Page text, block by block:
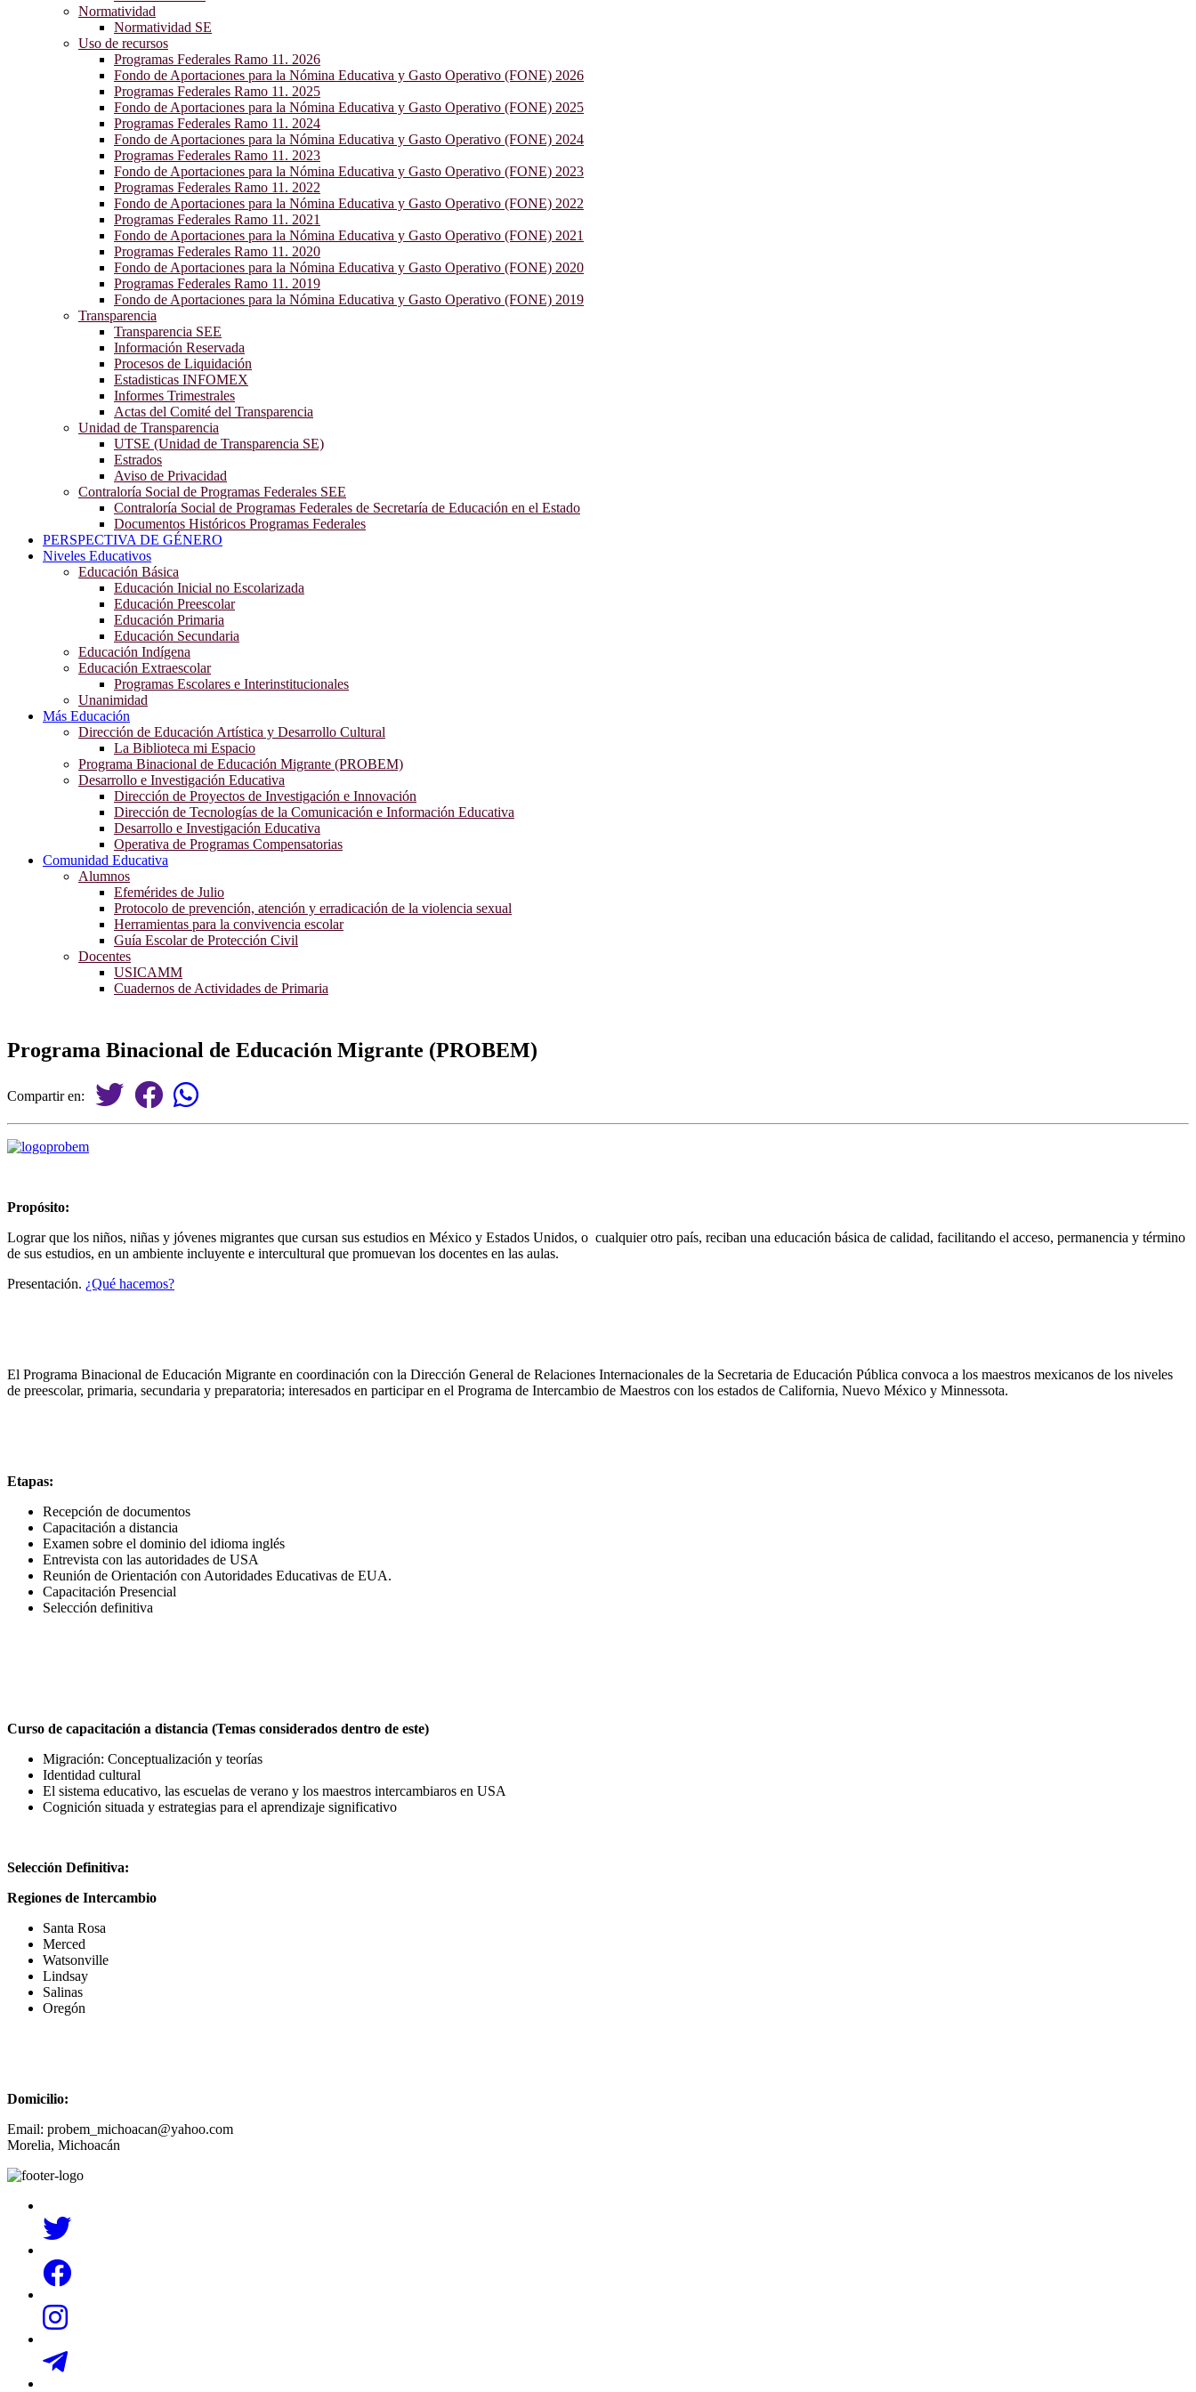
Normatividad
Normatividad SE
Uso de recursos
Programas Federales Ramo 11. 2026
Fondo de Aportaciones para la Nómina Educativa y Gasto Operativo (FONE) 2026
Programas Federales Ramo 11. 2025
Fondo de Aportaciones para la Nómina Educativa y Gasto Operativo (FONE) 2025
Programas Federales Ramo 11. 2024
Fondo de Aportaciones para la Nómina Educativa y Gasto Operativo (FONE) 2024
Programas Federales Ramo 11. 2023
Fondo de Aportaciones para la Nómina Educativa y Gasto Operativo (FONE) 2023
Programas Federales Ramo 11. 2022
Fondo de Aportaciones para la Nómina Educativa y Gasto Operativo (FONE) 2022
Programas Federales Ramo 11. 2021
Fondo de Aportaciones para la Nómina Educativa y Gasto Operativo (FONE) 2021
Programas Federales Ramo 11. 2020
Fondo de Aportaciones para la Nómina Educativa y Gasto Operativo (FONE) 2020
Programas Federales Ramo 11. 2019
Fondo de Aportaciones para la Nómina Educativa y Gasto Operativo (FONE) 2019
Transparencia
Transparencia SEE
Información Reservada
Procesos de Liquidación
Estadisticas INFOMEX
Informes Trimestrales
Actas del Comité del Transparencia
Unidad de Transparencia
UTSE (Unidad de Transparencia SE)
Estrados
Aviso de Privacidad
Contraloría Social de Programas Federales SEE
Contraloría Social de Programas Federales de Secretaría de Educación en el Estado
Documentos Históricos Programas Federales
PERSPECTIVA DE GÉNERO
Niveles Educativos
Educación Básica
Educación Inicial no Escolarizada
Educación Preescolar
Educación Primaria
Educación Secundaria
Educación Indígena
Educación Extraescolar
Programas Escolares e Interinstitucionales
Unanimidad
Más Educación
Dirección de Educación Artística y Desarrollo Cultural
La Biblioteca mi Espacio
Programa Binacional de Educación Migrante (PROBEM)
Desarrollo e Investigación Educativa
Dirección de Proyectos de Investigación e Innovación
Dirección de Tecnologías de la Comunicación e Información Educativa
Desarrollo e Investigación Educativa
Operativa de Programas Compensatorias
Comunidad Educativa
Alumnos
Efemérides de Julio
Protocolo de prevención, atención y erradicación de la violencia sexual
Herramientas para la convivencia escolar
Guía Escolar de Protección Civil
Docentes
USICAMM
Cuadernos de Actividades de Primaria
Programa Binacional de Educación Migrante (PROBEM)
Compartir en:
Propósito:
Lograr que los niños, niñas y jóvenes migrantes que cursan sus estudios en México y Estados Unidos, o cualquier otro país, reciban una educación básica de calidad, facilitando el acceso, permanencia y término
de sus estudios, en un ambiente incluyente e intercultural que promuevan los docentes en las aulas.
Presentación. ¿Qué hacemos?
El Programa Binacional de Educación Migrante en coordinación con la Dirección General de Relaciones Internacionales de la Secretaria de Educación Pública convoca a los maestros mexicanos de los niveles
de preescolar, primaria, secundaria y preparatoria; interesados en participar en el Programa de Intercambio de Maestros con los estados de California, Nuevo México y Minnessota.
Etapas:
Recepción de documentos
Capacitación a distancia
Examen sobre el dominio del idioma inglés
Entrevista con las autoridades de USA
Reunión de Orientación con Autoridades Educativas de EUA.
Capacitación Presencial
Selección definitiva
Curso de capacitación a distancia (Temas considerados dentro de este)
Migración: Conceptualización y teorías
Identidad cultural
El sistema educativo, las escuelas de verano y los maestros intercambiaros en USA
Cognición situada y estrategias para el aprendizaje significativo
Selección Definitiva:
Regiones de Intercambio
Santa Rosa
Merced
Watsonville
Lindsay
Salinas
Oregón
Domicilio:
Email: probem_michoacan@yahoo.com
Morelia, Michoacán